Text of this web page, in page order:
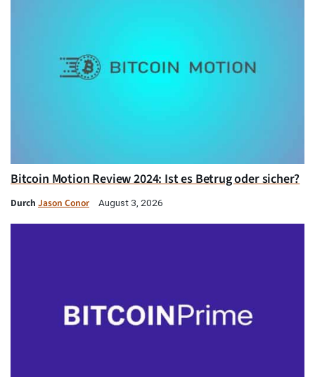
Bitcoin Motion Review 2024: Ist es Betrug oder sicher?
Durch Jason Conor August 3, 2026